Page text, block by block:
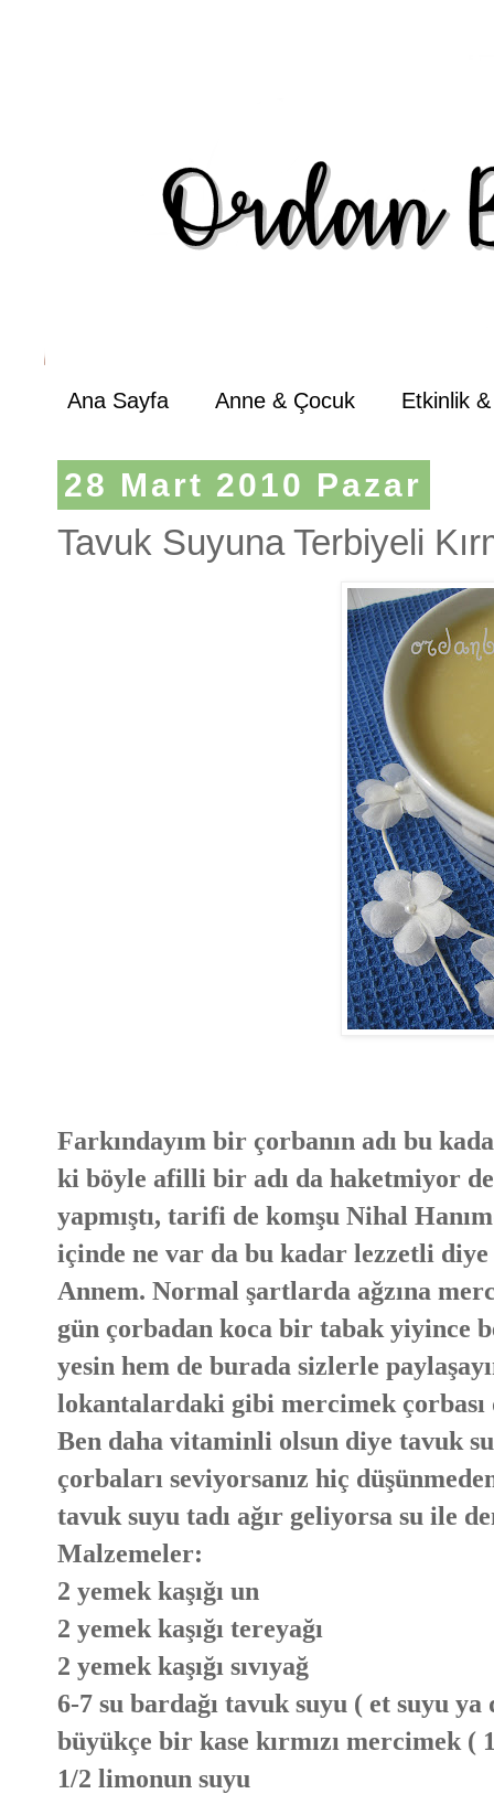
Ana Sayfa Anne & Çocuk Etkinlik
28 Mart 2010 Pazar
Tavuk Suyuna Terbiyeli
Farkındayım bir çorbanın adı bu
ki böyle afilli bir adı da haketmiyor
yapmıştı, tarifi de komşu Nihal
içinde ne var da bu kadar lezzetli
Annem. Normal şartlarda ağzına
gün çorbadan koca bir tabak yiyince
yesin hem de burada sizlerle
lokantalardaki gibi mercimek
Ben daha vitaminli olsun diye tavuk
çorbaları seviyorsanız hiç
tavuk suyu tadı ağır geliyorsa su ile
Malzemeler:
2 yemek kaşığı un
2 yemek kaşığı tereyağı
2 yemek kaşığı sıvıyağ
6-7 su bardağı tavuk suyu ( et suyu
büyükçe bir kase kırmızı mercimek (
1/2 limonun suyu